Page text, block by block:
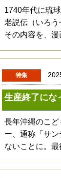
1740年代に琉
老説伝（いろ
その内容を、漫
特集
生産終了にな
長年沖縄のこ
ー、通称「サ
ないことに。